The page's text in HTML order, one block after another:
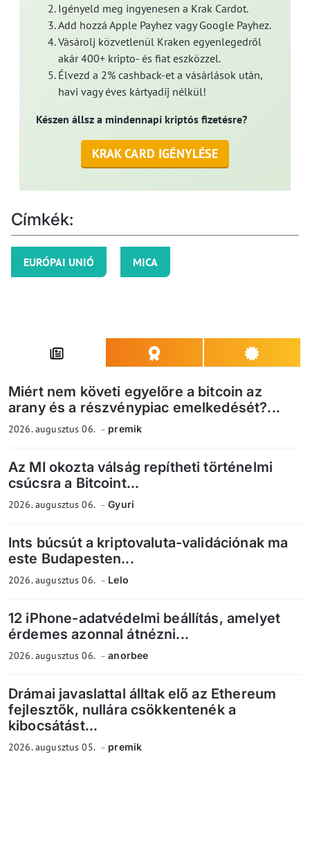
Igényeld meg ingyenesen a Krak Cardot.
Add hozzá Apple Payhez vagy Google Payhez.
Vásárolj közvetlenül Kraken egyenlegedről
akár 400+ kripto- és fiat eszközzel.
Élvezd a 2% cashback-et a vásárlások után,
havi vagy éves kártyadíj nélkül!
Készen állsz a mindennapi kriptós fizetésre?
KRAK CARD IGÉNYLÉSE
Címkék:
EURÓPAI UNIÓ MICA
Miért nem követi egyelőre a bitcoin az
arany és a részvénypiac emelkedését?...
2026. augusztus 06. premik
Az MI okozta válság repítheti történelmi
csúcsra a Bitcoint...
2026. augusztus 06. Gyuri
Ints búcsút a kriptovaluta-validációnak ma
este Budapesten...
2026. augusztus 06. Lelo
12 iPhone-adatvédelmi beállítás, amelyet
érdemes azonnal átnézni...
2026. augusztus 06. anorbee
Drámai javaslattal álltak elő az Ethereum
fejlesztők, nullára csökkentenék a
kibocsátást...
2026. augusztus 05. premik